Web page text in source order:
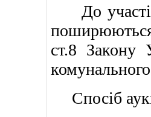
До участі
ст.8 Закону
Спосіб